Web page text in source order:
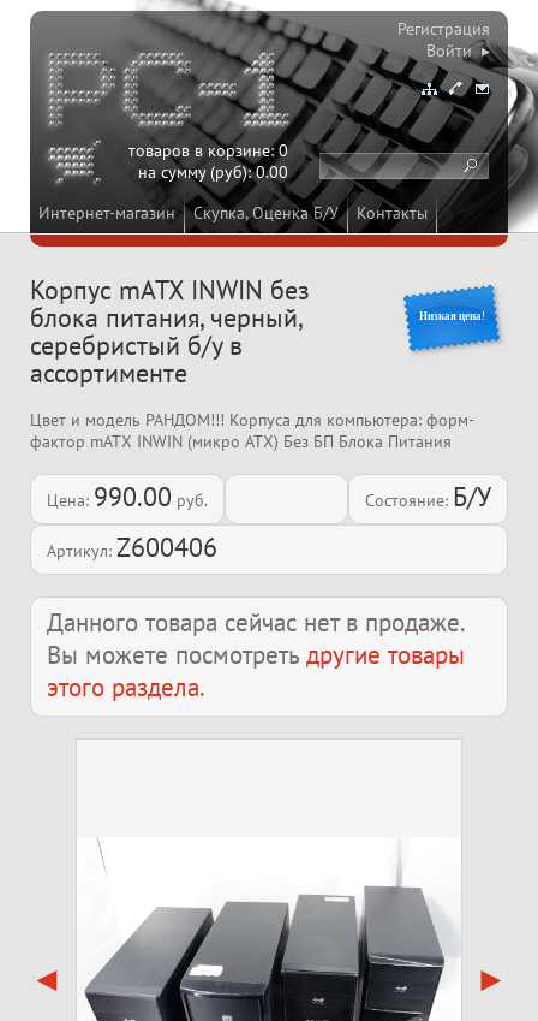
Интернет-магазин Скупка, Оценка Б/У Контакты
товаров в корзине:0
на сумму (руб):0.00
Регистрация
Войти ▸
Низкая цена!
Корпус mATX INWIN без
блока питания, черный,
серебристый б/у в
ассортименте
Цвет и модель РАНДОМ!!! Корпуса для компьютера: форм-
фактор mATX INWIN (микро ATX) Без БП Блока Питания
Цена: 990.00 руб. Состояние: Б/У
Артикул: Z600406
Данного товара сейчас нет в продаже.
Вы можете посмотреть другие товары
этого раздела.